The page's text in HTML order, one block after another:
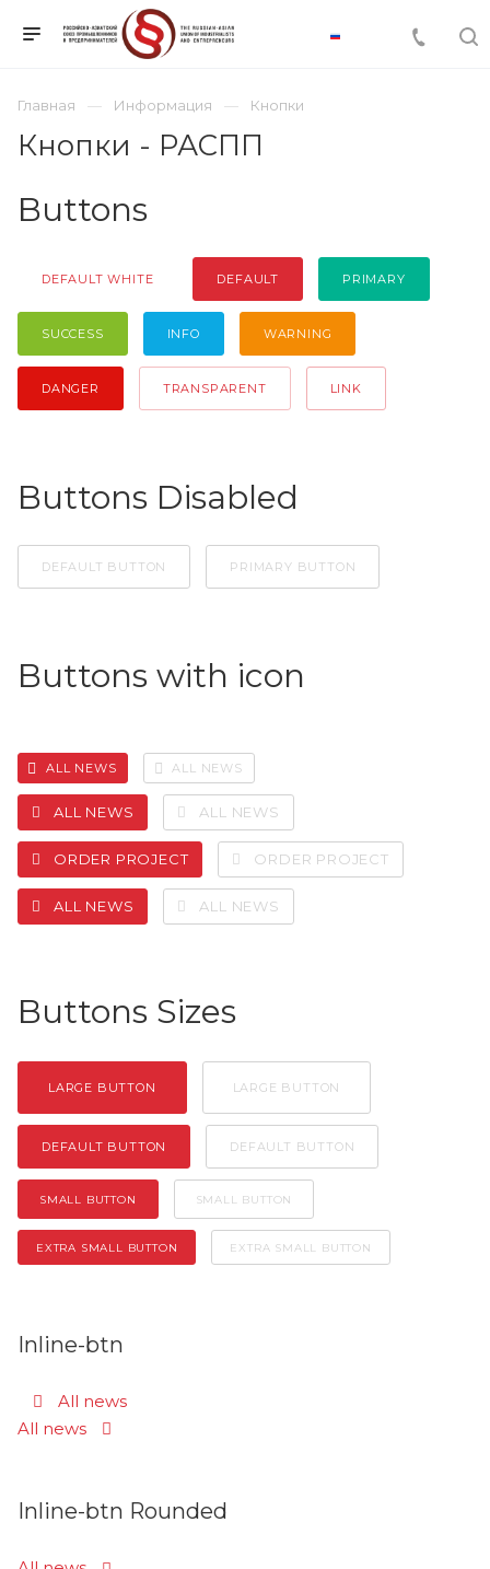
Главная Информация Кнопки
Кнопки - РАСПП
Buttons
DEFAULT WHITE DEFAULT PRIMARY
SUCCESS INFO WARNING
DANGER TRANSPARENT LINK
Buttons Disabled
DEFAULT BUTTON PRIMARY BUTTON
Buttons with icon
ALL NEWS ALL NEWS
ALL NEWS ALL NEWS
ORDER PROJECT ORDER PROJECT
ALL NEWS ALL NEWS
Buttons Sizes
LARGE BUTTON LARGE BUTTON
DEFAULT BUTTON DEFAULT BUTTON
SMALL BUTTON SMALL BUTTON
EXTRA SMALL BUTTON EXTRA SMALL BUTTON
Inline-btn
All news
All news
Inline-btn Rounded